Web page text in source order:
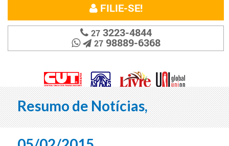
FILIE-SE!
273223-4844
2798889-6368
Resumo de Notícias,